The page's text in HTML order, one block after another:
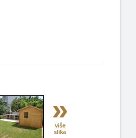
»
više
slika